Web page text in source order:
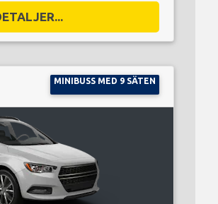
MINIBUSS MED 9 SÄTEN